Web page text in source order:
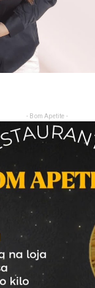
- Bom Apetite -